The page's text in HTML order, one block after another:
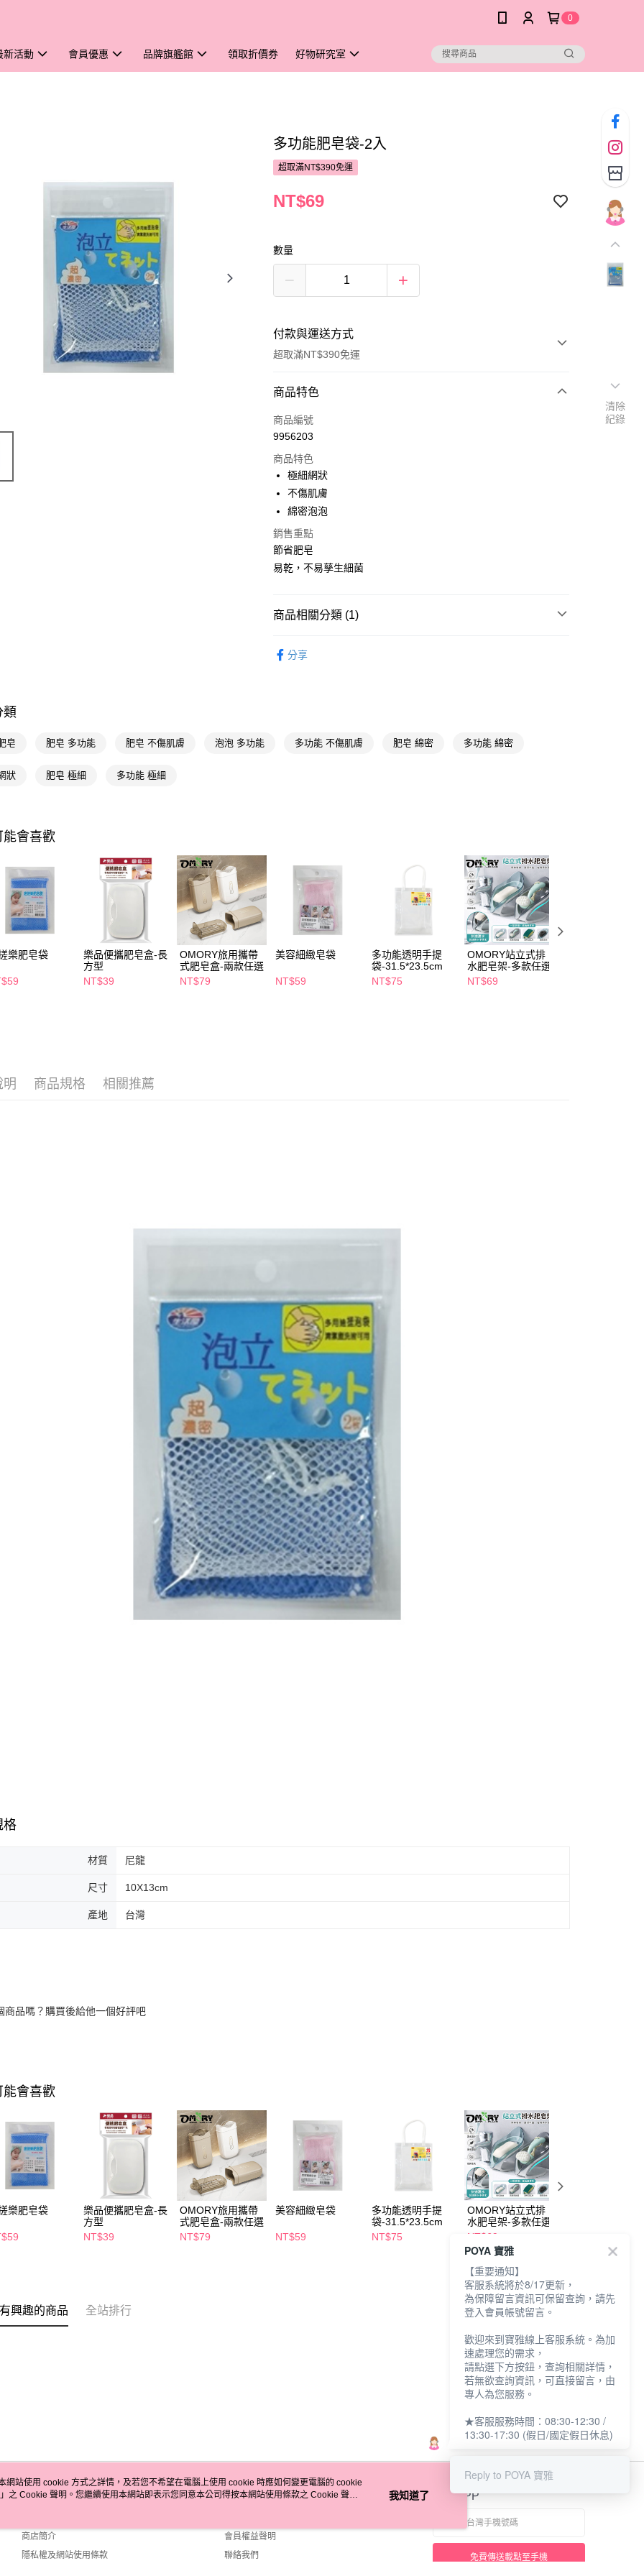
0
新活動 會員優惠 品牌旗艦館 領取折價券 好物研究室
多功能肥皂袋-2入
超取滿NT$390免運
NT$69
數量
付款與運送方式
超取滿NT$390免運
付款方式
POYA支付
超商取貨付款
LINE Pay
街口支付
相關說明
【關於「AFTEE先享後付」】
※ 交易是否成功請以「AFTEE先享後付 」之結帳頁面顯示為準，若有關於
是否繳費成功／繳費後需取消欲退款等相關疑問，請聯繫「AFTEE先享後
付客戶支援中心」
https://netprotections.freshdesk.com/support/home
【注意事項】
１．透過由恩沛科技股份有限公司提供之「AFTEE先享後付」服務完成之
交易，需依本服務之必要範圍內提供個人資料，並將交易相關給付款項請
求債權轉讓予恩沛科技股份有限公司。
２．關於個人資料處理事宜，請瀏覽以下網址：
https://aftee.tw/terms/#terms3
全家取貨付款
付款後萊爾富取貨
每筆NT$65，滿NT$490(含以上)免運費
7-11取貨付款
每筆NT$65，滿NT$490(含以上)免運費
付款後7-11取貨
商品特色
商品編號
9956203
商品特色
極細網狀
不傷肌膚
綿密泡泡
銷售重點
節省肥皂
易乾，不易孳生細菌
商品相關分類 (1)
分享
類
皂 肥皂 多功能 肥皂 不傷肌膚 泡泡 多功能 多功能 不傷肌膚 肥皂 綿密 多功能 綿密
狀 肥皂 極細 多功能 極細
能會喜歡
樂肥皂袋
樂品便攜肥皂盒-長
方型
NT$39
OMORY旅用攜帶
式肥皂盒-兩款任選
NT$79
美容細緻皂袋
NT$59
多功能透明手提
袋-31.5*23.5cm
NT$75
OMORY站立式排
水肥皂架-多款任選
NT$69
明 商品規格 相關推薦
格
材質 尼龍
尺寸 10X13cm
產地 台灣
商品嗎？購買後給他一個好評吧
能會喜歡
樂肥皂袋
樂品便攜肥皂盒-長
方型
NT$39
OMORY旅用攜帶
式肥皂盒-兩款任選
NT$79
美容細緻皂袋
NT$59
多功能透明手提
袋-31.5*23.5cm
NT$75
OMORY站立式排
水肥皂架-多款任選
NT$69
興趣的商品 全站排行
關於我們
商店簡介
隱私權及網站使用條款
客服資訊
會員權益聲明
聯絡我們
官方APP
免費傳送載點至手機
清除
紀錄
網站使用 cookie 方式之詳情，及若您不希望在電腦上使用 cookie 時應如何變更電腦的 cookie
」之 Cookie 聲明。您繼續使用本網站即表示您同意本公司得按本網站使用條款之 Cookie 聲明
我知道了
POYA 寶雅
【重要通知】
客服系統將於8/17更新，
為保障留言資訊可保留查詢，請先
登入會員帳號留言。
歡迎來到寶雅線上客服系統。為加
速處理您的需求，
請點選下方按鈕，查詢相關詳情，
若無欲查詢資訊，可直接留言，由
專人為您服務。
★客服服務時間：08:30-12:30 /
13:30-17:30 (假日/國定假日休息)
Reply to POYA 寶雅